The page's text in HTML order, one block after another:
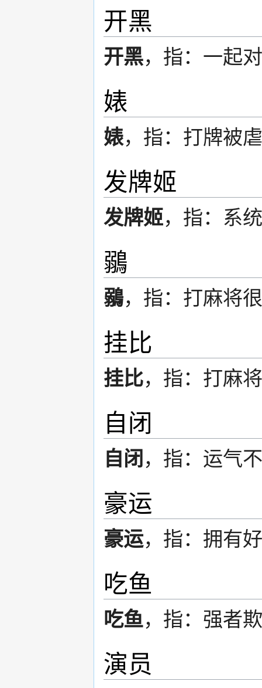
开黑
开黑，指：一起
婊
婊，指：打牌被
发牌姬
发牌姬，指：系
鶸
鶸，指：打麻将
挂比
挂比，指：打麻
自闭
自闭 ，指：运气
豪运
豪运，指：拥有
吃鱼
吃鱼，指：强者
演员